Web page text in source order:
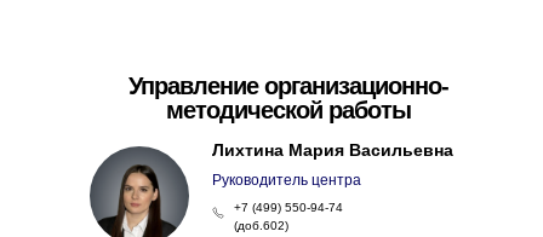
Управление организационно-
методической работы
Руководитель центра
Лихтина Мария Васильевна
+7 (499) 550-94-74
(доб.602)